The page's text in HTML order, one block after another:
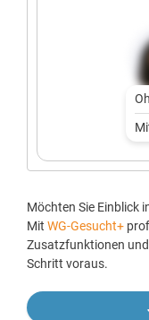
Möchten Sie Einblick
Mit WG-Gesucht+
Zusatzfunktionen
Schritt voraus.